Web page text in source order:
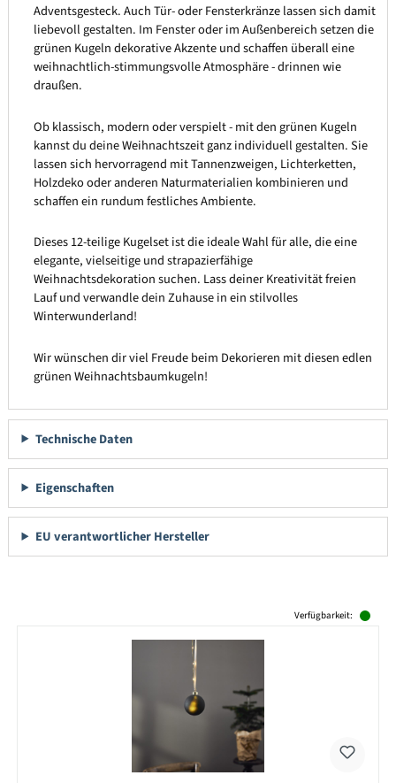
Adventsgesteck. Auch Tür- oder Fensterkränze lassen sich damit
liebevoll gestalten. Im Fenster oder im Außenbereich setzen die
grünen Kugeln dekorative Akzente und schaffen überall eine
weihnachtlich-stimmungsvolle Atmosphäre - drinnen wie
draußen.
Ob klassisch, modern oder verspielt - mit den grünen Kugeln
kannst du deine Weihnachtszeit ganz individuell gestalten. Sie
lassen sich hervorragend mit Tannenzweigen, Lichterketten,
Holzdeko oder anderen Naturmaterialien kombinieren und
schaffen ein rundum festliches Ambiente.
Dieses 12-teilige Kugelset ist die ideale Wahl für alle, die eine
elegante, vielseitige und strapazierfähige
Weihnachtsdekoration suchen. Lass deiner Kreativität freien
Lauf und verwandle dein Zuhause in ein stilvolles
Winterwunderland!
Wir wünschen dir viel Freude beim Dekorieren mit diesen edlen
grünen Weihnachtsbaumkugeln!
Technische Daten
Eigenschaften
EU verantwortlicher Hersteller
Verfügbarkeit: